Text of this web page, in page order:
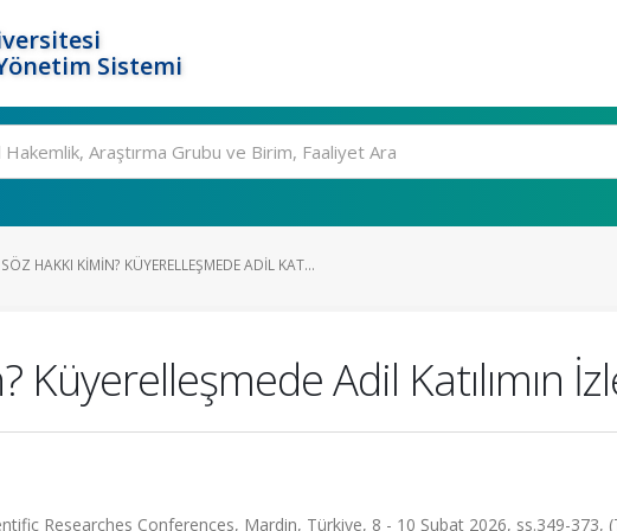
Sistemi
SÖZ HAKKI KIMIN? KÜYERELLEŞMEDE ADIL KAT...
Küyerelleşmede Adil Katılımın
Researches Conferences, Mardin, Türkiye, 8 - 10 Şubat 2026, ss.349-373,